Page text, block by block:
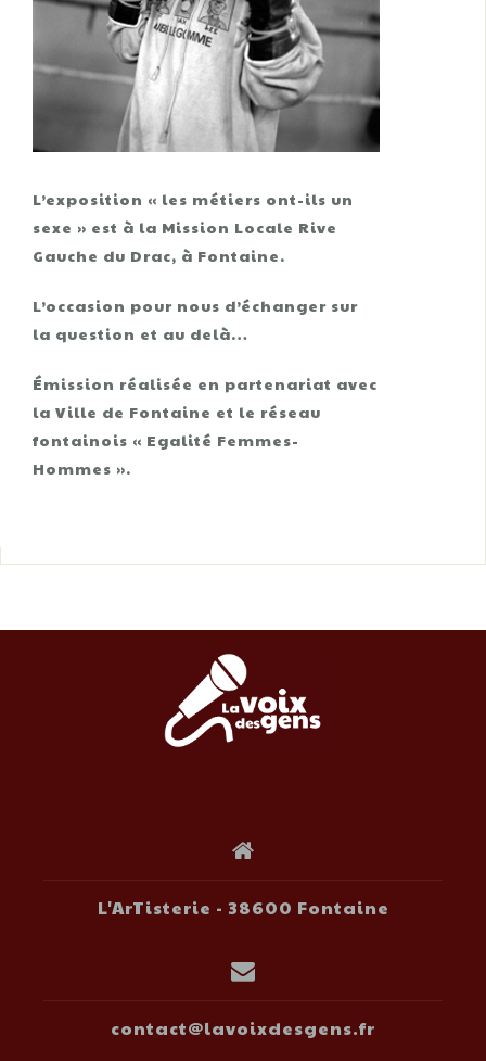
L’exposition « les métiers ont-ils un
sexe » est à la Mission Locale Rive
Gauche du Drac, à Fontaine.
L’occasion pour nous d’échanger sur
la question et au delà…
Émission réalisée en partenariat avec
la Ville de Fontaine et le réseau
fontainois « Egalité Femmes-
Hommes ».
L'ArTisterie - 38600 Fontaine
contact@lavoixdesgens.fr